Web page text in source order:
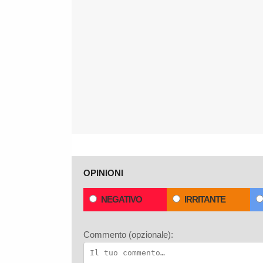
OPINIONI
NEGATIVO IRRITANTE
Commento (opzionale):